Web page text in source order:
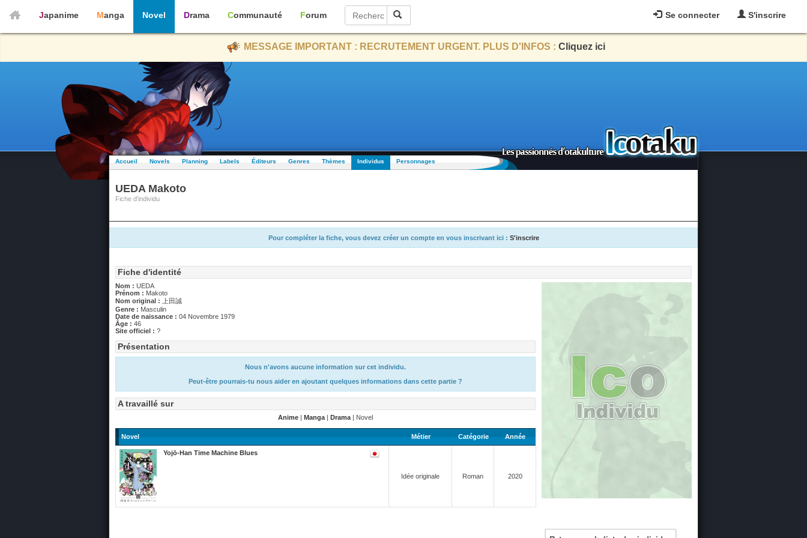
Se connecter S'inscrire
Japanime Manga Novel Drama Communauté Forum
MESSAGE IMPORTANT : RECRUTEMENT URGENT. PLUS D'INFOS : Cliquez ici
Accueil Novels Planning Labels Éditeurs Genres Thèmes Individus Personnages
UEDA Makoto
Fiche d'individu
Pour compléter la fiche, vous devez créer un compte en vous inscrivant ici : S'inscrire
Fiche d'identité
Nom : UEDA
Prénom : Makoto
Nom original :
上田誠
Genre : Masculin
Date de naissance : 04 Novembre 1979
Âge : 46
Site officiel : ?
Présentation
Nous n'avons aucune information sur cet individu.
Peut-être pourrais-tu nous aider en ajoutant quelques informations dans cette partie ?
A travaillé sur
Anime | Manga | Drama | Novel
Novel Métier Catégorie Année
Yojō-Han Time Machine Blues
Idée originale Roman 2020